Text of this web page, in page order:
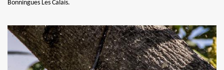
Bonningues Les Calais.